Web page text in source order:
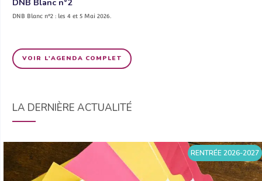
DNB Blanc n°2
DNB Blanc n°2 : les 4 et 5 Mai 2026.
VOIR L'AGENDA COMPLET
LA DERNIÈRE ACTUALITÉ
RENTRÉE 2026-2027